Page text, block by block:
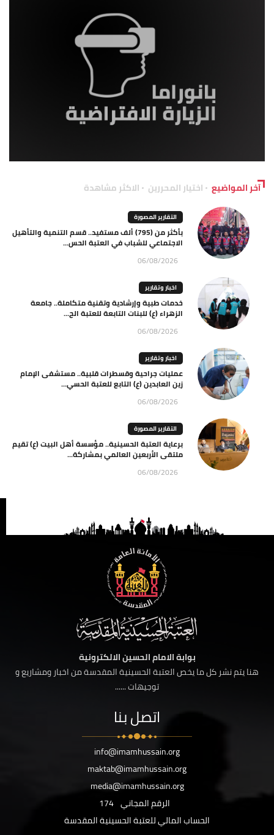
آخر المواضيع اختيار المحررين الاكثر مشاهدة
التقارير المصورة
بأكثر من (795) ألف مستفيد.. قسم التنمية والتأهيل
الاجتماعي للشباب في العتبة الحس...
06/08/2026
اخبار وتقارير
خدمات طبية وإرشادية وتقنية متكاملة.. جامعة
الزهراء (ع) للبنات التابعة للعتبة الح...
06/08/2026
اخبار وتقارير
عمليات جراحية وقسطرات قلبية.. مستشفى الإمام
زين العابدين (ع) التابع للعتبة الحسي...
06/08/2026
التقارير المصورة
برعاية العتبة الحسينية.. مؤسسة أهل البيت (ع) تقيم
ملتقى الأربعين العالمي بمشاركة...
06/08/2026
بوابة الامام الحسين الالكترونية
هنا يتم نشر كل ما يخص العتبة الحسينية المقدسة من اخبار ومشاريع و
توجيهات ......
اتصل بنا
info@imamhussain.org
maktab@imamhussain.org
media@imamhussain.org
الرقم المجاني 174
الحساب المالي للعتبة الحسينية المقدسة